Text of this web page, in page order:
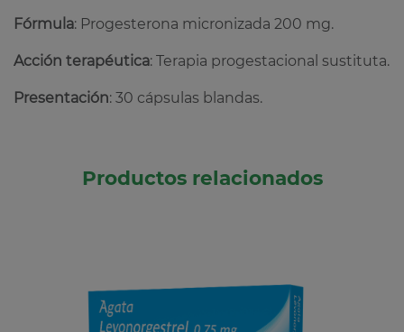
Fórmula: Progesterona micronizada 200 mg.
Acción terapéutica: Terapia progestacional sustituta.
Presentación: 30 cápsulas blandas.
Productos relacionados